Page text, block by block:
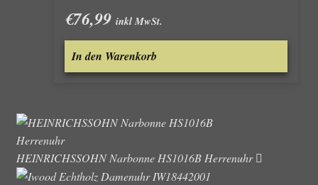
€76,99 inkl MwSt.
In den Warenkorb
HEINRICHSSOHN Narbonne HS1016B Herrenuhr